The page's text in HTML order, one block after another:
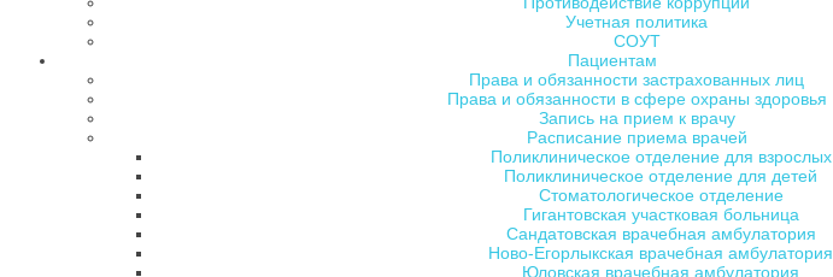
Учетная политика
СОУТ
Пациентам
Права и обязанности застрахованных лиц
Права и обязанности в сфере охраны здоровья
Запись на прием к врачу
Расписание приема врачей
Поликлиническое отделение для взрослых
Поликлиническое отделение для детей
Стоматологическое отделение
Гигантовская участковая больница
Сандатовская врачебная амбулатория
Ново-Егорлыкская врачебная амбулатория
Юловская врачебная амбулатория